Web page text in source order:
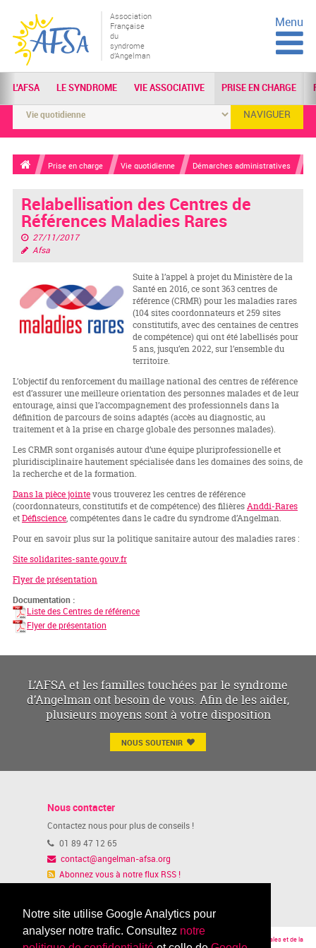
Notre site utilise Google Analytics pour
analyser notre trafic. Consultez notre
Association
Française
du
syndrome
d'Angelman
Menu
L'AFSA LE SYNDROME VIE ASSOCIATIVE PRISE EN CHARGE
NAVIGUER
Prise en charge Vie quotidienne Démarches administratives
Relabellisation des Centres de
Références Maladies Rares
27/11/2017
Afsa
Suite à l’appel à projet du Ministère de la
Santé en 2016, ce sont 363 centres de
référence (CRMR) pour les maladies rares
(104 sites coordonnateurs et 259 sites
constitutifs, avec des centaines de centres
de compétence) qui ont été labellisés pour
5 ans, jusqu’en 2022, sur l’ensemble du
territoire.
L’objectif du renforcement du maillage national des centres de référence
est d’assurer une meilleure orientation des personnes malades et de leur
entourage, ainsi que l’accompagnement des professionnels dans la
définition de parcours de soins adaptés (accès au diagnostic, au
traitement et à la prise en charge globale des personnes malades).
Les CRMR sont organisés autour d’une équipe pluriprofessionelle et
pluridisciplinaire hautement spécialisée dans les domaines des soins, de
la recherche et de la formation.
Dans la pièce jointevous trouverez les centres de référence
(coordonnateurs, constitutifs et de compétence) des filièresAnddi-Rares
etDéfiscience, compétentes dans le cadre du syndrome d’Angelman.
Pour en savoir plus sur la politique sanitaire autour des maladies rares :
Site solidarites-sante.gouv.fr
Flyer de présentation
Documentation :
Liste des Centres de référence
Flyer de présentation
L’AFSA et les familles touchées par le syndrome
d’Angelman ont besoin de vous. Afin de les aider,
plusieurs moyens sont à votre disposition
NOUS SOUTENIR
Nous contacter
Contactez nous pour plus de conseils !
01 89 47 12 65
contact@angelman-afsa.org
Abonnez vous à notre flux RSS !
© AFSA 2015 -
L'AFSA a reçu l'Agrément du Ministère des Affaires Sociales et de la